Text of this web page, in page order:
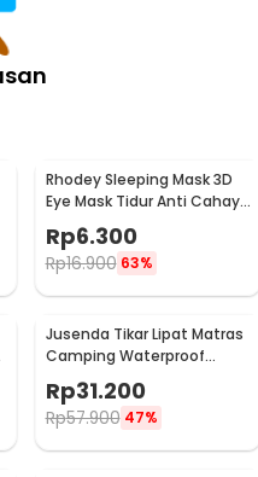
Rhodey Sleeping Mask 3D
Eye Mask Tidur Anti Cahaya
Penutup Mata Nyaman -
LB03
Rp6.300
Rp16.900 63%
Jusenda Tikar Lipat Matras
Camping Waterproof
Aluminium Foil 147x150cm -
HL-306
Rp31.200
Rp57.900 47%